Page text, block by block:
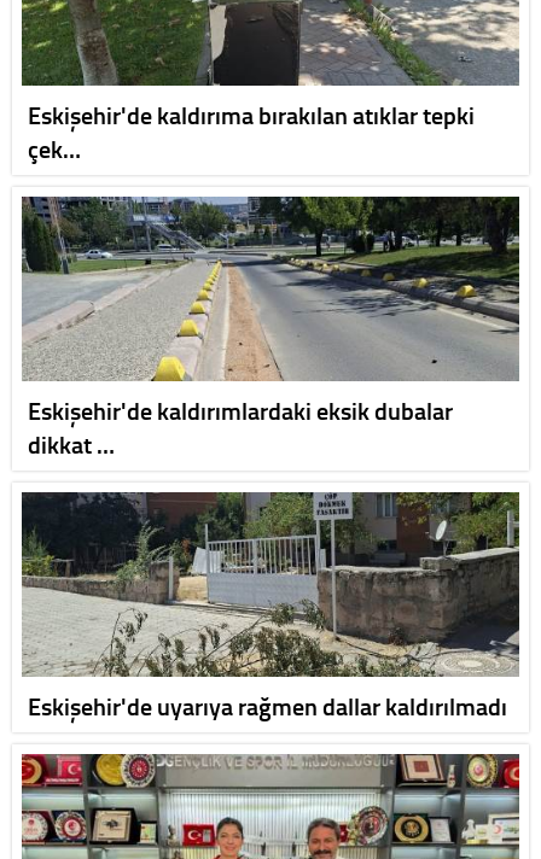
Eskişehir'de kaldırıma bırakılan atıklar tepki
çek…
Eskişehir'de kaldırımlardaki eksik dubalar
dikkat …
Eskişehir'de uyarıya rağmen dallar kaldırılmadı